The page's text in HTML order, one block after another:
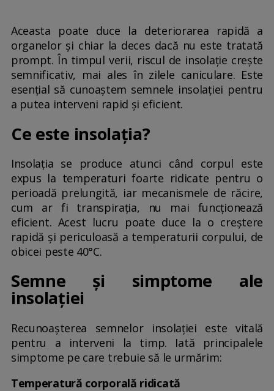
Aceasta poate duce la deteriorarea rapidă a
organelor și chiar la deces dacă nu este tratată
prompt. În timpul verii, riscul de insolație crește
semnificativ, mai ales în zilele caniculare. Este
esențial să cunoaștem semnele insolației pentru
a putea interveni rapid și eficient.
Ce este insolația?
Insolația se produce atunci când corpul este
expus la temperaturi foarte ridicate pentru o
perioadă prelungită, iar mecanismele de răcire,
cum ar fi transpirația, nu mai funcționează
eficient. Acest lucru poate duce la o creștere
rapidă și periculoasă a temperaturii corpului, de
obicei peste 40°C.
Semne și simptome ale
insolației
Recunoașterea semnelor insolației este vitală
pentru a interveni la timp. Iată principalele
simptome pe care trebuie să le urmărim:
Temperatură corporală ridicată